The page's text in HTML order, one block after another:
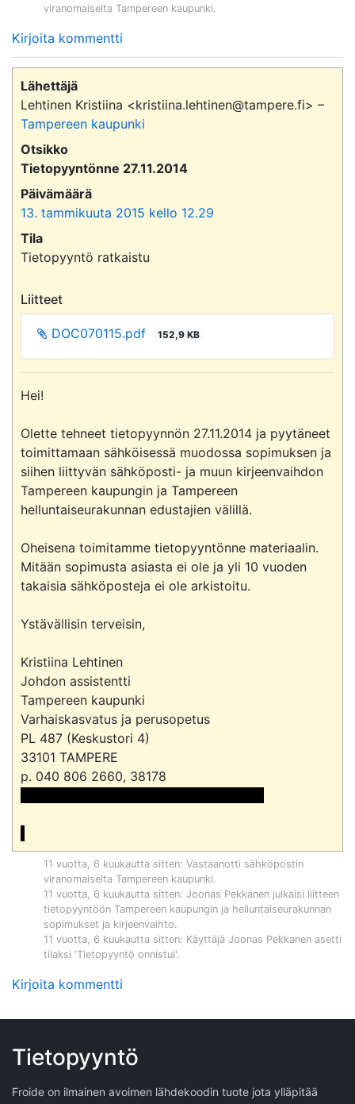
viranomaiselta Tampereen kaupunki.
Kirjoita kommentti
Lähettäjä
Lehtinen Kristiina <kristiina.lehtinen@tampere.fi> –
Tampereen kaupunki
Otsikko
Tietopyyntönne 27.11.2014
Päivämäärä
13. tammikuuta 2015 kello 12.29
Tila
Tietopyyntö ratkaistu
Liitteet
DOC070115.pdf 152,9 KB
Hei!
Olette tehneet tietopyynnön 27.11.2014 ja pyytäneet
toimittamaan sähköisessä muodossa sopimuksen ja
siihen liittyvän sähköposti- ja muun kirjeenvaihdon
Tampereen kaupungin ja Tampereen
helluntaiseurakunnan edustajien välillä.
Oheisena toimitamme tietopyyntönne materiaalin.
Mitään sopimusta asiasta ei ole ja yli 10 vuoden
takaisia sähköposteja ei ole arkistoitu.
Ystävällisin terveisin,
Kristiina Lehtinen
Johdon assistentti
Tampereen kaupunki
Varhaiskasvatus ja perusopetus
PL 487 (Keskustori 4)
33101 TAMPERE
11 vuotta, 6 kuukautta sitten: Vastaanotti sähköpostin
viranomaiselta Tampereen kaupunki.
11 vuotta, 6 kuukautta sitten: Joonas Pekkanen julkaisi liitteen
tietopyyntöön Tampereen kaupungin ja helluntaiseurakunnan
sopimukset ja kirjeenvaihto.
11 vuotta, 6 kuukautta sitten: Käyttäjä Joonas Pekkanen asetti
tilaksi 'Tietopyyntö onnistui'.
Kirjoita kommentti
Tietopyyntö
Froide on ilmainen avoimen lähdekoodin tuote jota ylläpitää